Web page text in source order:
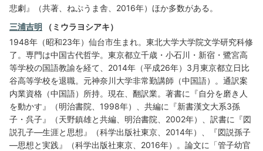
悲劇』（共著、ねぷうま舎、2016年）ほか多数がある。
三浦吉明 （ミウラヨシアキ）
1948年（昭和23年）仙台市生まれ。東北大学大学院文学研究科修
了。専門は中国古代哲学。東京都立千歳・小石川・新宿・鷺宮高
等学校の国語教諭を経て、2014年（平成26年）3月東京都立日比
谷高等学校を退職。元神奈川大学非常勤講師（中国語）。通訳案
内業資格（中国語）所持。現在、翻訳業。著書に『自分を磨き人
を動かす』（明治書院、1998年）、共編に『新書漢文大系3孫
子・呉子』（天野鎮雄と共編、明治書院、2002年）、訳書に『図
説孔子―生涯と思想』（科学出版社東京、2014年）、『図説孫子
―思想と実践』（科学出版社東京、2016年）。論文に「管子幼官